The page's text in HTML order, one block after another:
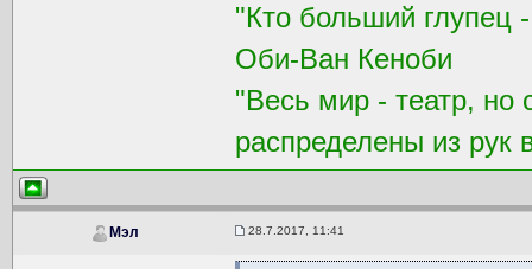
"Кто больший глупец
Оби-Ван Кеноби
"Весь мир - театр, но
распределены из рук
Мэл 28.7.2017, 11:41